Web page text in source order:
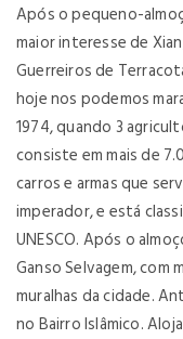
Após o pequeno-
maior interesse de
Guerreiros de
hoje nos podemos
1974, quando 3
consiste em mais de
carros e armas que
imperador, e está
UNESCO. Após o
Ganso Selvagem, com
muralhas da cidade.
no Bairro Islâmico.